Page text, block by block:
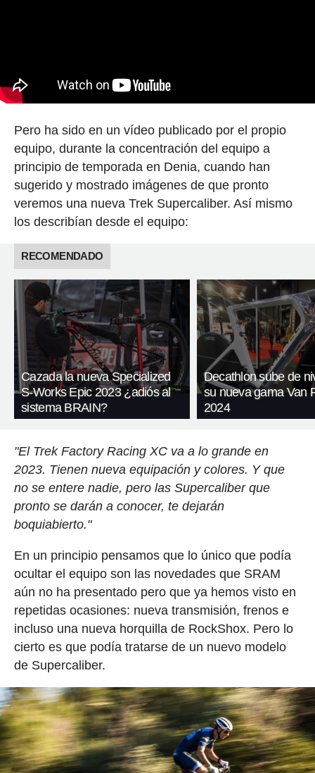
Pero ha sido en un vídeo publicado por el propio
equipo, durante la concentración del equipo a
principio de temporada en Denia, cuando han
sugerido y mostrado imágenes de que pronto
veremos una nueva Trek Supercaliber. Así mismo
los describían desde el equipo:
RECOMENDADO
Cazada la nueva Specialized
S-Works Epic 2023 ¿adiós al
sistema BRAIN?
Decathlon sube de
su nueva gama Van
2024
"El Trek Factory Racing XC va a lo grande en
2023. Tienen nueva equipación y colores. Y que
no se entere nadie, pero las Supercaliber que
pronto se darán a conocer, te dejarán
boquiabierto."
En un principio pensamos que lo único que podía
ocultar el equipo son las novedades que SRAM
aún no ha presentado pero que ya hemos visto en
repetidas ocasiones: nueva transmisión, frenos e
incluso una nueva horquilla de RockShox. Pero lo
cierto es que podía tratarse de un nuevo modelo
de Supercaliber.